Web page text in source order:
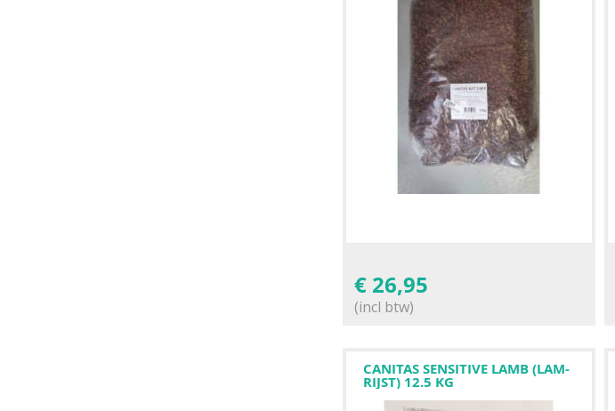
€ 26,95
(incl btw)
CANITAS SENSITIVE LAMB (LAM-
RIJST) 12.5 KG